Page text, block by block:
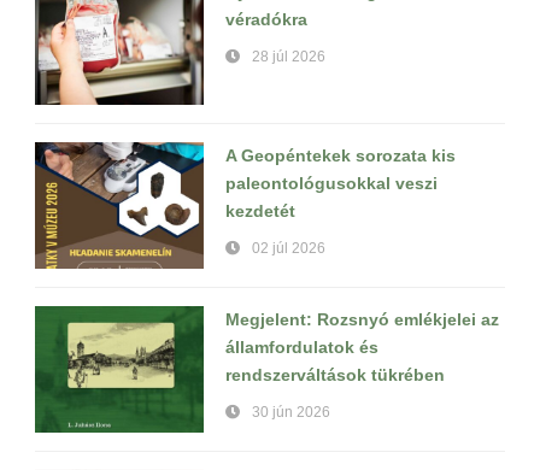
véradókra
28 júl 2026
A Geopéntekek sorozata kis
paleontológusokkal veszi
kezdetét
02 júl 2026
Megjelent: Rozsnyó emlékjelei az
államfordulatok és
rendszerváltások tükrében
30 jún 2026